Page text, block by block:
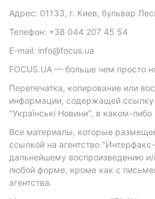
Адрес: 01133, г. Киев, бульвар
Телефон: +38 044 207 45 54
E-mail: info@focus.ua
FOCUS.UA — больше чем просто
Перепечатка, копирование или
информации, содержащей ссылку
"Українські Новини", в каком-
Все материалы, которые
ссылкой на агентство
дальнейшему воспроизведению
любой форме, кроме как с
агентства.